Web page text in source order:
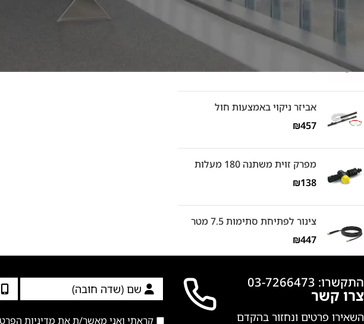
צינור לפתיחת סתימות 15 מטר
745
אביזר ניקוי באמצעות חול
₪457
מפרק זוית משתנה 180 מעלות
₪138
צינור לפתיחת סתימות 7.5 מטר
₪447
קראתי ואני מאשר/ת את מדיניות
התקשרו: 03-7266473
צרו קשר
השאירו פרטים ונחזור בהקדם